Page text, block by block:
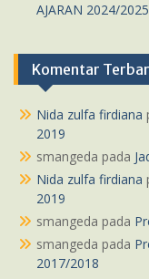
AJARAN 2024/2025
Komentar
Nida zulfa firdiana
2019
smangeda pada
Nida zulfa firdiana
2019
smangeda pada
smangeda pada
2017/2018